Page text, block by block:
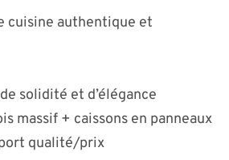
cuisine authentique et
solidité et d’élégance
massif + caissons en panneaux
qualité/prix